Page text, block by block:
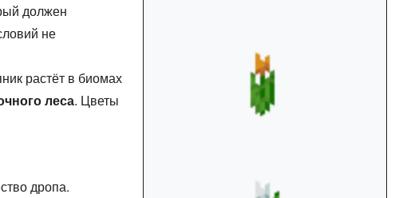
должен
не
растёт в биомах
леса. Цветы
дропа.